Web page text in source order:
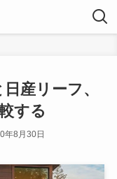
産リーフ、
する
年8月30日